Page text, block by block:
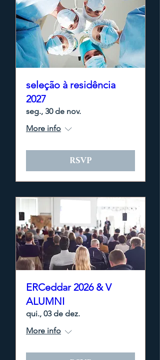
seleção à residência
2027
seg., 30 de nov.
More info
RSVP
ERCeddar 2026 & V
ALUMNI
qui., 03 de dez.
More info